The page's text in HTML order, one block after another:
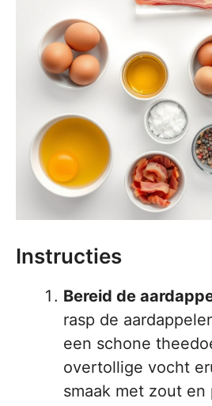
Instructies
Bereid de
rasp de
een schone
overtollige vocht
smaak met zout en